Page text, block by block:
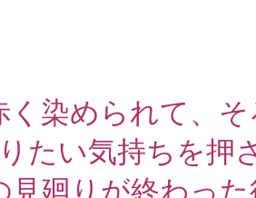
く染められて、
たい気持ちを押
見廻りが終わっ